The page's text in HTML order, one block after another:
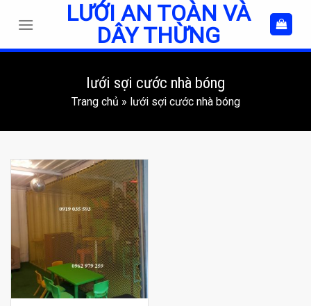
LƯỚI AN TOÀN VÀ
DÂY THỪNG
lưới sợi cước nhà bóng
Trang chủ » lưới sợi cước nhà bóng